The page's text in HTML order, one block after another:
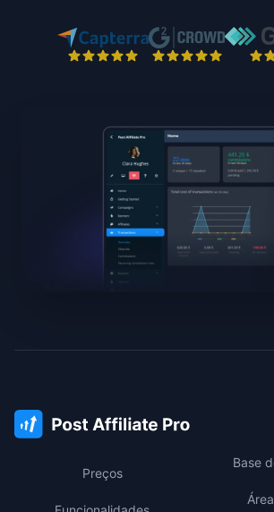
Preços
Base